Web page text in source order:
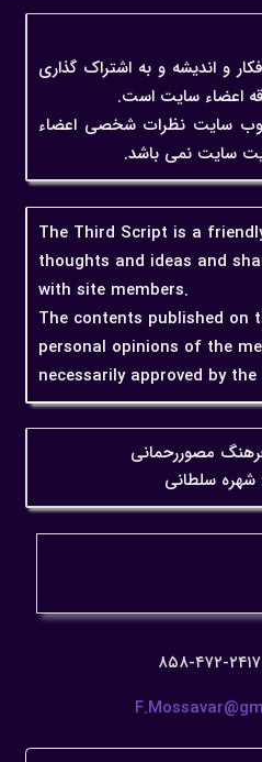
و اندیشه و به اشتراک گذاری
اعضاء سایت است.
سایت نظرات شخصی اعضاء
سایت نمی باشد.
The Third Script is a
thoughts and ideas and
with site members.
The contents published on
personal opinions of the
necessarily approved by
مصوررحمانی
شهره سلطانی